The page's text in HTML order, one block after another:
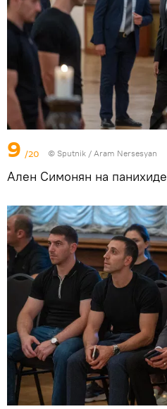
9 /20 © Sputnik / Aram Nersesyan
Ален Симонян на панихиде